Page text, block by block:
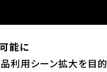
能に
利用シーン拡大を目的